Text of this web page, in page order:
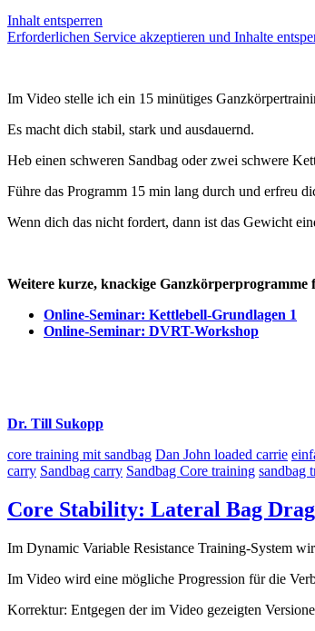
Inhalt entsperren
Erforderlichen Service akzeptieren und Inhalte
Im Video stelle ich ein 15 minütiges
Es macht dich stabil, stark und ausdauernd.
Heb einen schweren Sandbag oder zwei schwere
Führe das Programm 15 min lang durch und erfreu
Wenn dich das nicht fordert, dann ist das Gewicht
Weitere kurze, knackige
Online-Seminar: Kettlebell-Grundlagen 1
Online-Seminar: DVRT-Workshop
Dr. Till Sukopp
core training mit sandbag Dan John loaded carrie
carry Sandbag carry Sandbag Core training sandbag
Core Stability: Lateral Bag
Im Dynamic Variable Resistance Training-System
Im Video wird eine mögliche Progression für die
Korrektur: Entgegen der im Video gezeigten